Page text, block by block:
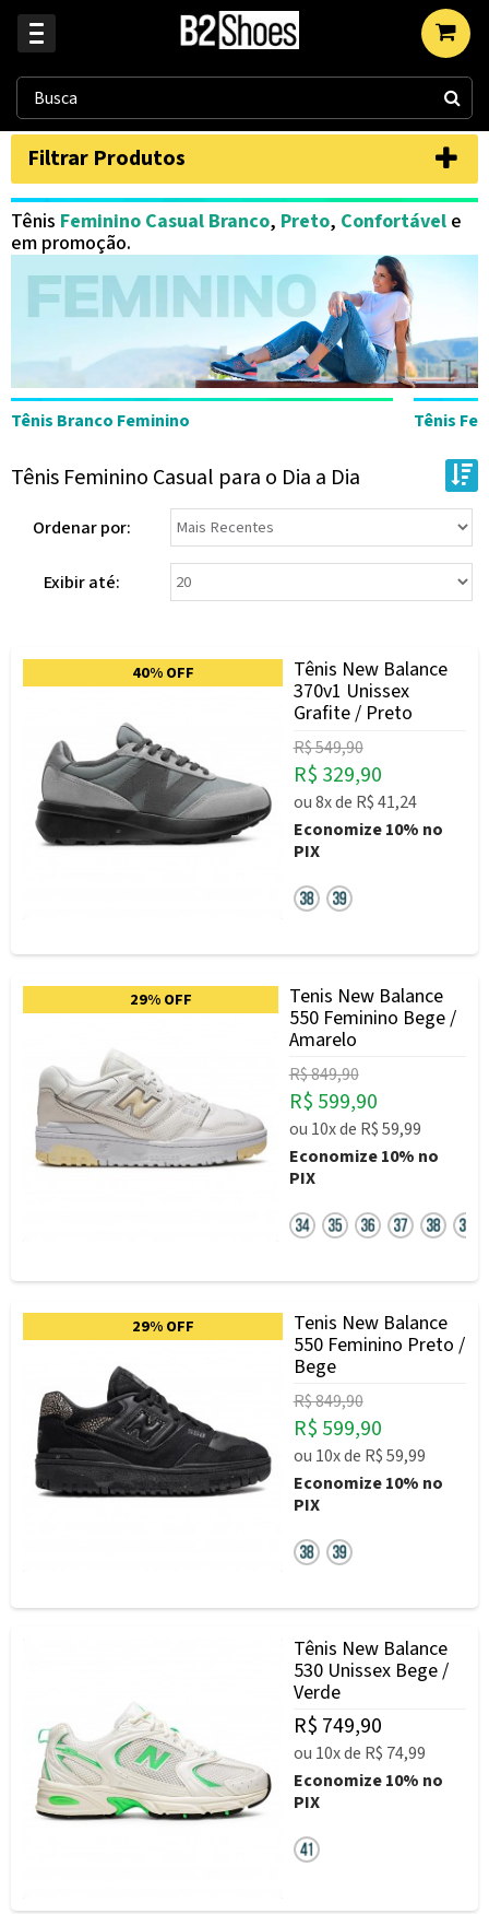
Filtrar Produtos
Tênis Feminino Casual Branco, Preto, Confortável e
em promoção.
Tênis Branco Feminino Tênis
Tênis Feminino Casual para o Dia a Dia
Ordenar por:
Exibir até:
40% OFF
Tênis New Balance
370v1 Unissex
Grafite / Preto
R$ 549,90
R$ 329,90
ou8xde R$ 41,24
Economize10% no
PIX
29% OFF
Tenis New Balance
550 Feminino Bege /
Amarelo
R$ 849,90
R$ 599,90
ou 10xde R$ 59,99
Economize10% no
PIX
29% OFF
Tenis New Balance
550 Feminino Preto /
Bege
R$ 849,90
R$ 599,90
ou 10xde R$ 59,99
Economize10% no
PIX
Tênis New Balance
530 Unissex Bege /
Verde
R$ 749,90
ou 10xde R$ 74,99
Economize10% no
PIX